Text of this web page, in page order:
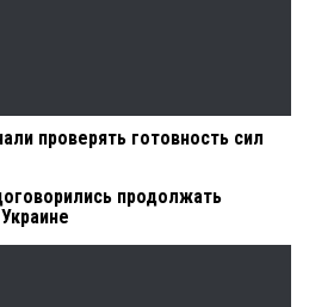
проверять готовность сил
продолжать